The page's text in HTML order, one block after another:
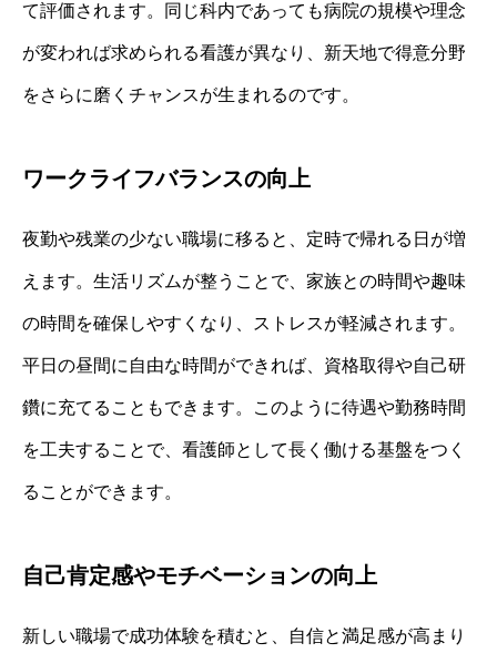
て評価されます。同じ科内であっても病院の規模や理念
が変われば求められる看護が異なり、新天地で得意分野
をさらに磨くチャンスが生まれるのです。
ワークライフバランスの向上
夜勤や残業の少ない職場に移ると、定時で帰れる日が増
えます。生活リズムが整うことで、家族との時間や趣味
の時間を確保しやすくなり、ストレスが軽減されます。
平日の昼間に自由な時間ができれば、資格取得や自己研
鑽に充てることもできます。このように待遇や勤務時間
を工夫することで、看護師として長く働ける基盤をつく
ることができます。
自己肯定感やモチベーションの向上
新しい職場で成功体験を積むと、自信と満足感が高まり